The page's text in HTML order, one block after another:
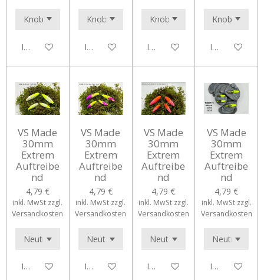
In den WarenkorbIn den WarenkorbIn den WarenkorbIn den
VS Made
30mm
Extrem
Auftreibe
nd
4,79 €
inkl. MwSt zzgl.
Versandkosten
In den Warenkorb
VS Made
30mm
Extrem
Auftreibe
nd
4,79 €
inkl. MwSt zzgl.
Versandkosten
In den Warenkorb
VS Made
30mm
Extrem
Auftreibe
nd
4,79 €
inkl. MwSt zzgl.
Versandkosten
In den Warenkorb
VS Made
30mm
Extrem
Auftreibe
nd
4,79 €
inkl. MwSt zzgl.
Versandkosten
In den